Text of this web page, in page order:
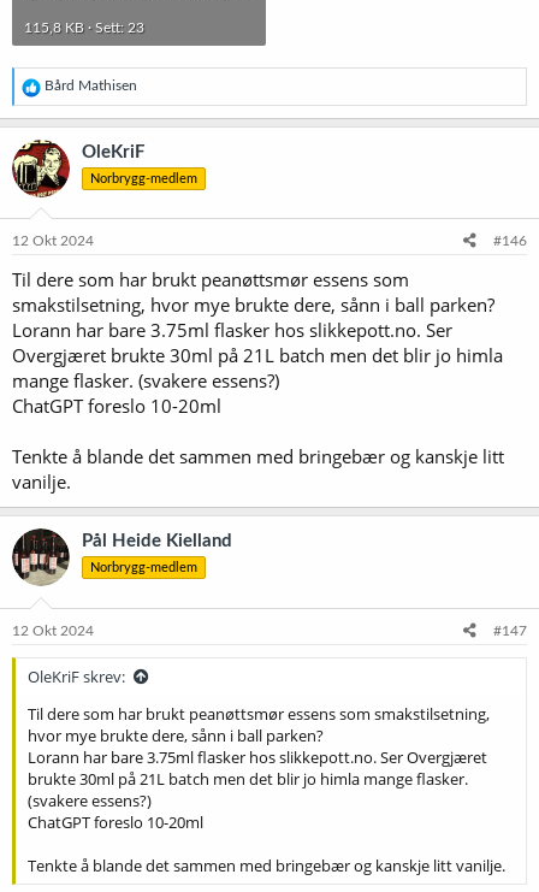
115,8 KB · Sett: 23
R
e
a
k
s
j
o
e
:
Bård Mathisen
OleKriF
Norbrygg-medlem
12 Okt 2024 #146
Til dere som har brukt peanøttsmør essens som
smakstilsetning, hvor mye brukte dere, sånn i ball parken?
Lorann har bare 3.75ml flasker hos slikkepott.no. Ser
Overgjæret brukte 30ml på 21L batch men det blir jo himla
mange flasker. (svakere essens?)
ChatGPT foreslo 10-20ml
Tenkte å blande det sammen med bringebær og kanskje litt
vanilje.
Pål Heide Kielland
Norbrygg-medlem
12 Okt 2024 #147
OleKriF skrev:
Til dere som har brukt peanøttsmør essens som smakstilsetning,
hvor mye brukte dere, sånn i ball parken?
Lorann har bare 3.75ml flasker hos slikkepott.no. Ser Overgjæret
brukte 30ml på 21L batch men det blir jo himla mange flasker.
(svakere essens?)
ChatGPT foreslo 10-20ml
Tenkte å blande det sammen med bringebær og kanskje litt vanilje.